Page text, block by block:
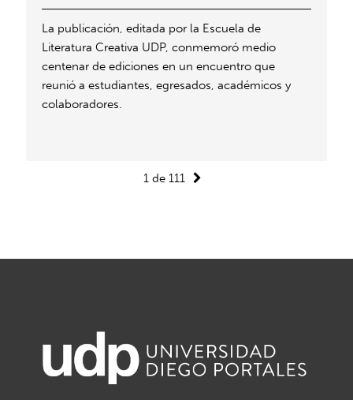
La publicación, editada por la Escuela de
Literatura Creativa UDP, conmemoró medio
centenar de ediciones en un encuentro que
reunió a estudiantes, egresados, académicos y
colaboradores.
1 de 111